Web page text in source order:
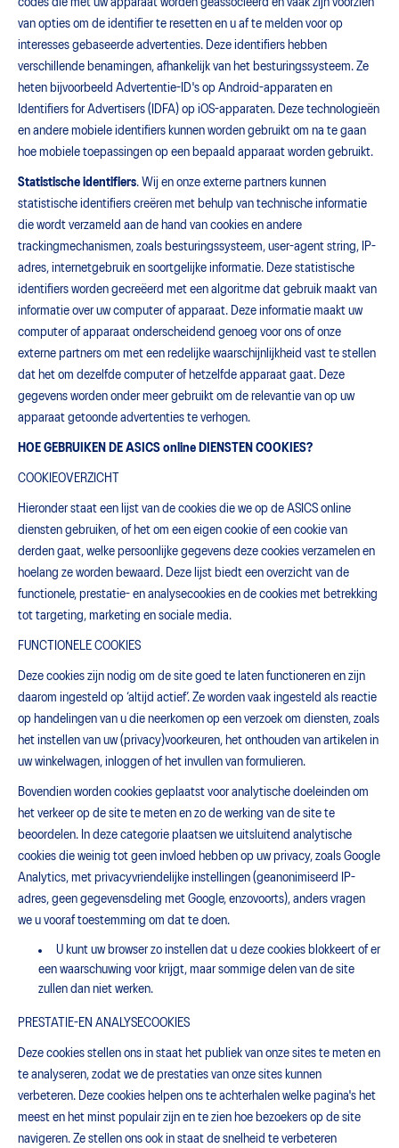
codes die met uw apparaat worden geassocieerd en vaak zijn voorzien
van opties om de identifier te resetten en u af te melden voor op
interesses gebaseerde advertenties. Deze identifiers hebben
verschillende benamingen, afhankelijk van het besturingssysteem. Ze
heten bijvoorbeeld Advertentie-ID's op Android-apparaten en
Identifiers for Advertisers (IDFA) op iOS-apparaten. Deze technologieën
en andere mobiele identifiers kunnen worden gebruikt om na te gaan
hoe mobiele toepassingen op een bepaald apparaat worden gebruikt.
Statistische identifiers. Wij en onze externe partners kunnen
statistische identifiers creëren met behulp van technische informatie
die wordt verzameld aan de hand van cookies en andere
trackingmechanismen, zoals besturingssysteem, user-agent string, IP-
adres, internetgebruik en soortgelijke informatie. Deze statistische
identifiers worden gecreëerd met een algoritme dat gebruik maakt van
informatie over uw computer of apparaat. Deze informatie maakt uw
computer of apparaat onderscheidend genoeg voor ons of onze
externe partners om met een redelijke waarschijnlijkheid vast te stellen
dat het om dezelfde computer of hetzelfde apparaat gaat. Deze
gegevens worden onder meer gebruikt om de relevantie van op uw
apparaat getoonde advertenties te verhogen.
HOE GEBRUIKEN DE ASICS online DIENSTEN COOKIES?
COOKIEOVERZICHT
Hieronder staat een lijst van de cookies die we op de ASICS online
diensten gebruiken, of het om een eigen cookie of een cookie van
derden gaat, welke persoonlijke gegevens deze cookies verzamelen en
hoelang ze worden bewaard. Deze lijst biedt een overzicht van de
functionele, prestatie- en analysecookies en de cookies met betrekking
tot targeting, marketing en sociale media.
FUNCTIONELE COOKIES
Deze cookies zijn nodig om de site goed te laten functioneren en zijn
daarom ingesteld op ‘altijd actief’. Ze worden vaak ingesteld als reactie
op handelingen van u die neerkomen op een verzoek om diensten, zoals
het instellen van uw (privacy)voorkeuren, het onthouden van artikelen in
uw winkelwagen, inloggen of het invullen van formulieren.
Bovendien worden cookies geplaatst voor analytische doeleinden om
het verkeer op de site te meten en zo de werking van de site te
beoordelen. In deze categorie plaatsen we uitsluitend analytische
cookies die weinig tot geen invloed hebben op uw privacy, zoals Google
Analytics, met privacyvriendelijke instellingen (geanonimiseerd IP-
adres, geen gegevensdeling met Google, enzovoorts), anders vragen
we u vooraf toestemming om dat te doen.
U kunt uw browser zo instellen dat u deze cookies blokkeert of er
een waarschuwing voor krijgt, maar sommige delen van de site
zullen dan niet werken.
PRESTATIE-EN ANALYSECOOKIES
Deze cookies stellen ons in staat het publiek van onze sites te meten en
te analyseren, zodat we de prestaties van onze sites kunnen
verbeteren. Deze cookies helpen ons te achterhalen welke pagina's het
meest en het minst populair zijn en te zien hoe bezoekers op de site
navigeren. Ze stellen ons ook in staat de snelheid te verbeteren